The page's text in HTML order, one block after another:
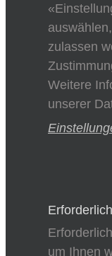
zulassen
Weitere
unserer
Erforderlich
um Ihnen